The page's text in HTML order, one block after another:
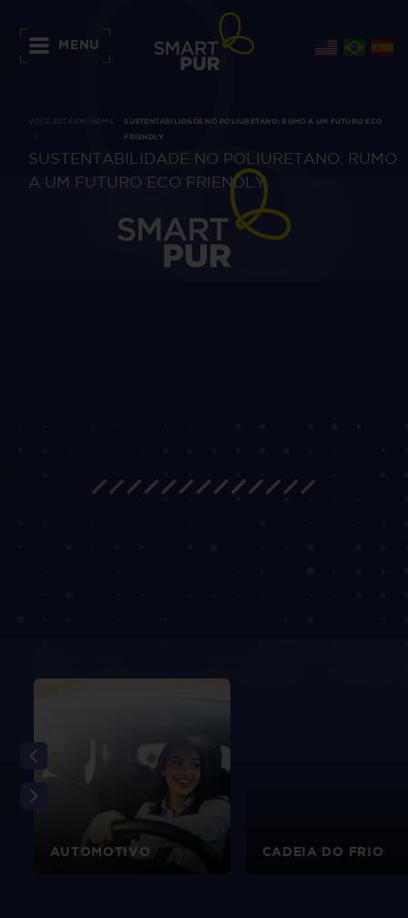
MENU
VOCÊ ESTÁ EM: HOME SUSTENTABILIDADE NO POLIURETANO: RUMO A UM FUTURO ECO
FRIENDLY
SUSTENTABILIDADE NO POLIURETANO: RUMO
A UM FUTURO ECO FRIENDLY
AUTOMOTIVO CADEIA DO FRIO